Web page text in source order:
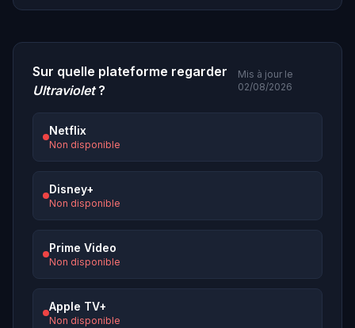
Sur quelle plateforme regarder
Ultraviolet?
Mis à jour le
02/08/2026
Netflix
Non disponible
Disney+
Non disponible
Prime Video
Non disponible
Apple TV+
Non disponible